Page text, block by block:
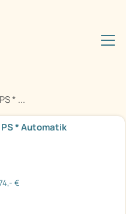
* ...
* Automatik
€